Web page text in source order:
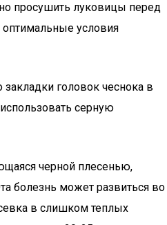
просушить луковицы перед
оптимальные условия
головок чеснока в
серную
черной плесенью,
болезнь может развиться во
в слишком теплых